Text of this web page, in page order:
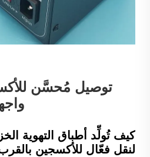
توصيل مُحسَّن
كيف تُولِّد أطباق التهوية
لنقل فعّال للأكسجين